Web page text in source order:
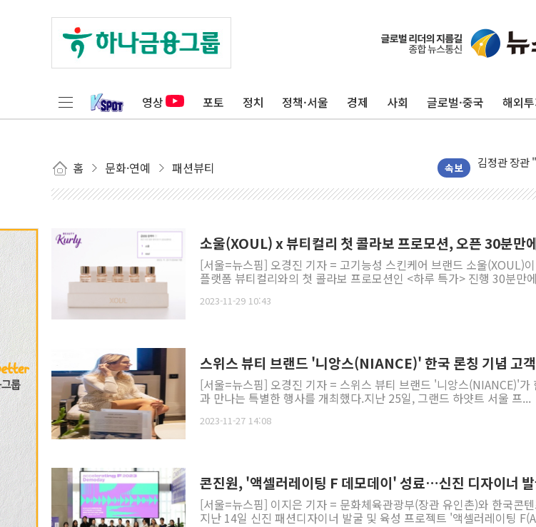
영상 포토 정치 정책·서울 경제 사회 글로벌·중국 해외
홈 문화·연예 패션뷰티 속보
구광모, 내주
뉴욕증시 개
뉴욕증시 프
청와대, 북한
러, 1인칭시
[베트남 증
해군 1함대
[3보] 북, 원
우크라 드론
주한미군 "
구미 폐염
해군과 함께
강원도 폭염
소울(XOUL) x 뷰티컬리 첫 콜라보 프로모션, 오픈 30분만
[서울=뉴스핌] 오경진 기자 = 고기능성 스킨케어 브랜드 소울(XOUL)
플랫폼 뷰티컬리와의 첫 콜라보 프로모션인 <하루 특가> 진행 30분만
2023-11-29 10:43
스위스 뷰티 브랜드 '니앙스(NIANCE)' 한국 론칭 기념 고
[서울=뉴스핌] 오경진 기자 = 스위스 뷰티 브랜드 '니앙스(NIANCE)'가
과 만나는 특별한 행사를 개최했다.지난 25일, 그랜드 하얏트 서울 프...
2023-11-27 14:08
콘진원, '액셀러레이팅 F 데모데이' 성료…신진 디자이너
[서울=뉴스핌] 이지은 기자 = 문화체육관광부(장관 유인촌)와 한국콘
지난 14일 신진 패션디자이너 발굴 및 육성 프로젝트 '액셀러레이팅